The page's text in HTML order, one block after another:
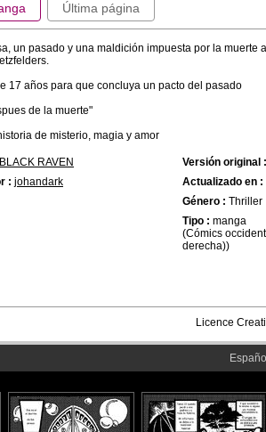
Última página
un pasado y una maldición impuesta por la muerte
17 años para que concluya un pacto del pasado
de la muerte"
de misterio, magia y amor
BLACK RAVEN
: johandark
Versión original :
Actualizado en :
Género : Thriller
Tipo : manga
(Cómics
derecha))
Licence